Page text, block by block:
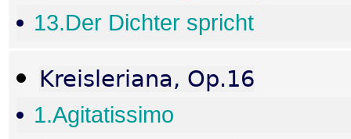
13.Der Dichter spricht
Kreisleriana, Op.16
1.Agitatissimo